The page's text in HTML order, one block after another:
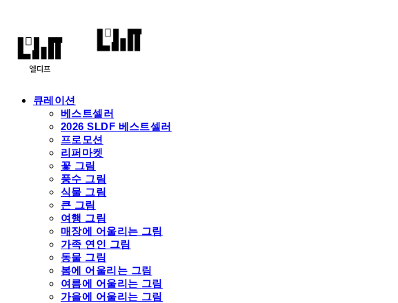
큐레이션
베스트셀러
2026 SLDF 베스트셀러
프로모션
리퍼마켓
꽃 그림
풍수 그림
식물 그림
큰 그림
여행 그림
매장에 어울리는 그림
가족 연인 그림
동물 그림
봄에 어울리는 그림
여름에 어울리는 그림
가을에 어울리는 그림